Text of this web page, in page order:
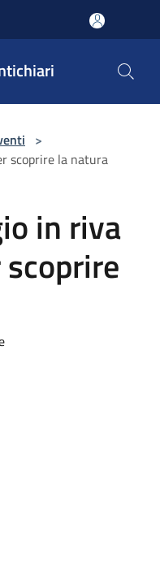
>
scoprire la natura
in riva